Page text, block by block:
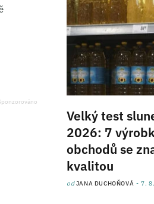
Velký test
2026: 7
obchodů se
kvalitou
odJANA DUCHOŇOVÁ 7.